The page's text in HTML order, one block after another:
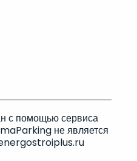
с помощью сервиса
не является